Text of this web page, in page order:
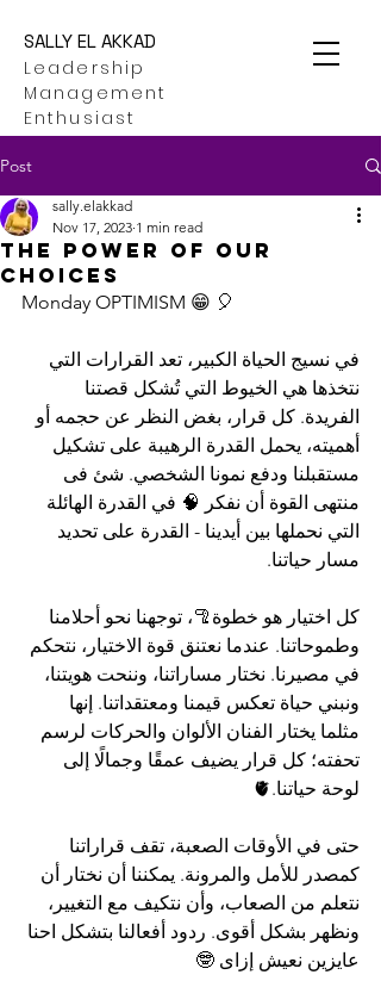
SALLY EL AKKAD
Leadership
Management
Enthusiast
Post
the power of our
choices
sally.elakkad
Nov 17, 2023 1 min read
Monday OPTIMISM 😁 🎈
في نسيج الحياة الكبير، تعد القرارات التي
نتخذها هي الخيوط التي تُشكل قصتنا
الفريدة. كل قرار، بغض النظر عن حجمه أو
أهميته، يحمل القدرة الرهيبة على تشكيل
مستقبلنا ودفع نمونا الشخصي. شئ فى
منتهى القوة أن نفكر 🧠 في القدرة الهائلة
التي نحملها بين أيدينا - القدرة على تحديد
مسار حياتنا.
كل اختيار هو خطوة🦿، توجهنا نحو أحلامنا
وطموحاتنا. عندما نعتنق قوة الاختيار، نتحكم
في مصيرنا. نختار مساراتنا، وننحت هويتنا،
ونبني حياة تعكس قيمنا ومعتقداتنا. إنها
مثلما يختار الفنان الألوان والحركات لرسم
تحفته؛ كل قرار يضيف عمقًا وجمالًا إلى
لوحة حياتنا.🫀
حتى في الأوقات الصعبة، تقف قراراتنا
كمصدر للأمل والمرونة. يمكننا أن نختار أن
نتعلم من الصعاب، وأن نتكيف مع التغيير،
ونظهر بشكل أقوى. ردود أفعالنا بتشكل احنا
عايزين نعيش إزاى 🤓